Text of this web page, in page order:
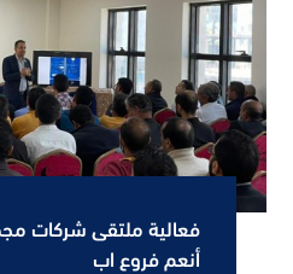
فعالية ملتقى شركات
أنعم فروع اب